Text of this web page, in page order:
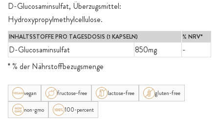
D-Glucosaminsulfat, Überzugsmittel:
Hydroxypropylmethylcellulose.
INHALTSSTOFFE PRO TAGESDOSIS (1 KAPSELN) % NRV*
D-Glucosaminsulfat 850mg
-
* % der Nährstoffbezugsmenge
vegan fructose-free lactose-free
gluten-free
non-gmo
100-percent